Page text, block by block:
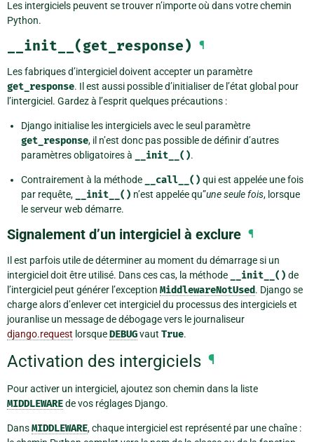
Les intergiciels peuvent se trouver n’importe où dans votre chemin
Python.
__init__(get_response) ¶
Les fabriques d’intergiciel doivent accepter un paramètre
get_response. Il est aussi possible d’initialiser de l’état global pour
l’intergiciel. Gardez à l’esprit quelques précautions :
Django initialise les intergiciels avec le seul paramètre
get_response, il n’est donc pas possible de définir d’autres
paramètres obligatoires à
__init__().
Contrairement à la méthode __call__() qui est appelée une fois
par requête,
__init__() n’est appelée qu”une seule fois, lorsque
le serveur web démarre.
Signalement d’un intergiciel à exclure ¶
Il est parfois utile de déterminer au moment du démarrage si un
intergiciel doit être utilisé. Dans ces cas, la méthode
__init__() de
l’intergiciel peut générer l’exception MiddlewareNotUsed. Django se
charge alors d’enlever cet intergiciel du processus des intergiciels et
jouranlise un message de débogage vers le journaliseur
django.request lorsqueDEBUGvaut True.
Activation des intergiciels ¶
Pour activer un intergiciel, ajoutez son chemin dans la liste
MIDDLEWAREde vos réglages Django.
DansMIDDLEWARE, chaque intergiciel est représenté par une chaîne :